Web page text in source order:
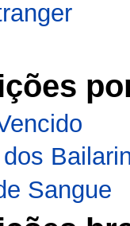
Sangue